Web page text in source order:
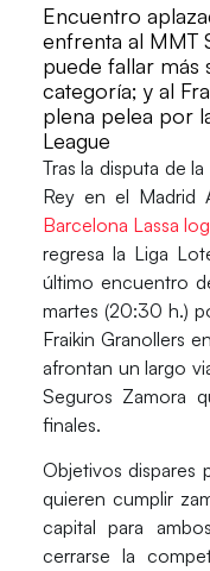
Encuentro
enfrenta al MMT
puede fallar más
categoría; y al
plena pelea por
League
Tras la disputa de
Rey en el Madrid
Barcelona Lassa
regresa la Liga
último encuentro
martes (20:30 h.)
Fraikin Granollers
afrontan un largo
Seguros Zamora
finales.
Objetivos dispares
quieren cumplir
capital para
cerrarse la